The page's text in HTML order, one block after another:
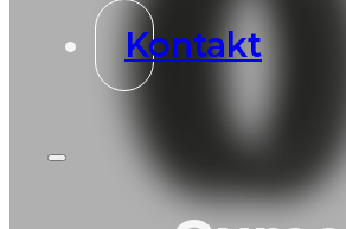
Kontakt